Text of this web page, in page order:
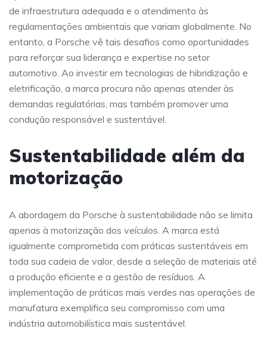
de infraestrutura adequada e o atendimento às
regulamentações ambientais que variam globalmente. No
entanto, a Porsche vê tais desafios como oportunidades
para reforçar sua liderança e expertise no setor
automotivo. Ao investir em tecnologias de hibridização e
eletrificação, a marca procura não apenas atender às
demandas regulatórias, mas também promover uma
condução responsável e sustentável.
Sustentabilidade além da
motorização
A abordagem da Porsche à sustentabilidade não se limita
apenas à motorização dos veículos. A marca está
igualmente comprometida com práticas sustentáveis em
toda sua cadeia de valor, desde a seleção de materiais até
a produção eficiente e a gestão de resíduos. A
implementação de práticas mais verdes nas operações de
manufatura exemplifica seu compromisso com uma
indústria automobilística mais sustentável.